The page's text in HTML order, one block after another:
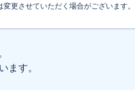
更させていただく場合がございます。
す。